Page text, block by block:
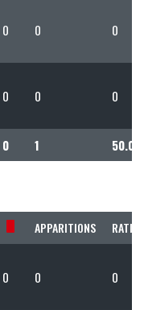
0 0 0
0 0 0
0 1 50.00
APPARITIONS RATIO
0 0 0